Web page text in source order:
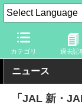
カテゴリ 過去記
トラベル Watch 旅
ニュース
「JAL 新・